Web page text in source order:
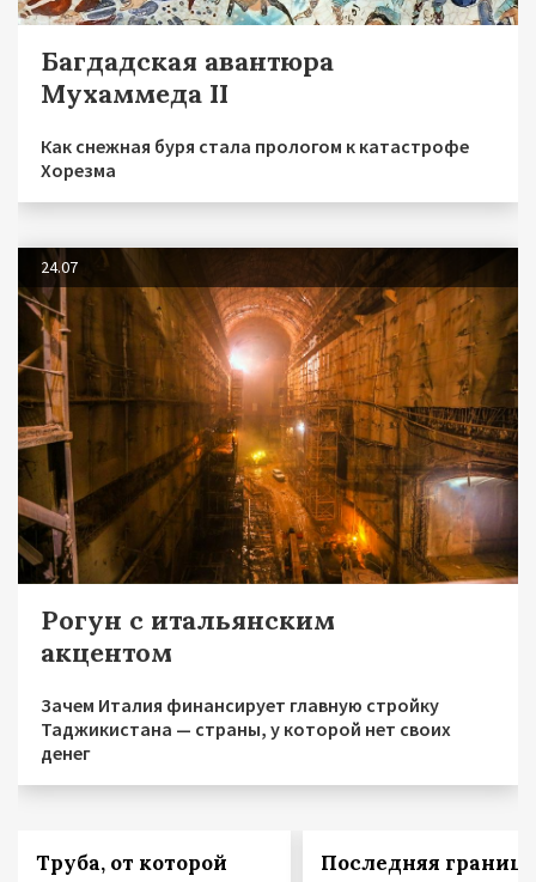
Багдадская авантюра
Мухаммеда II
Как снежная буря стала прологом к катастрофе
Хорезма
24.07
Рогун с итальянским
акцентом
Зачем Италия финансирует главную стройку
Таджикистана — страны, у которой нет своих
денег
Труба, от которой
Последняя граница